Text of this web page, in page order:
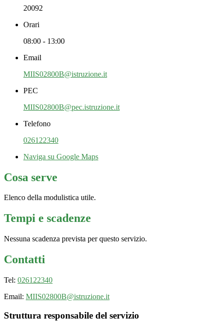
20092
Orari
08:00 - 13:00
Email
MIIS02800B@istruzione.it
PEC
MIIS02800B@pec.istruzione.it
Telefono
026122340
Naviga su Google Maps
Cosa serve
Elenco della modulistica utile.
Tempi e scadenze
Nessuna scadenza prevista per questo servizio.
Contatti
Tel: 026122340
Email: MIIS02800B@istruzione.it
Struttura responsabile del servizio